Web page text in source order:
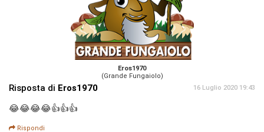
Eros1970
(Grande Fungaiolo)
Risposta di Eros1970 16 Luglio 2020 19:43
😂😂😂😂👍👍👍
Rispondi